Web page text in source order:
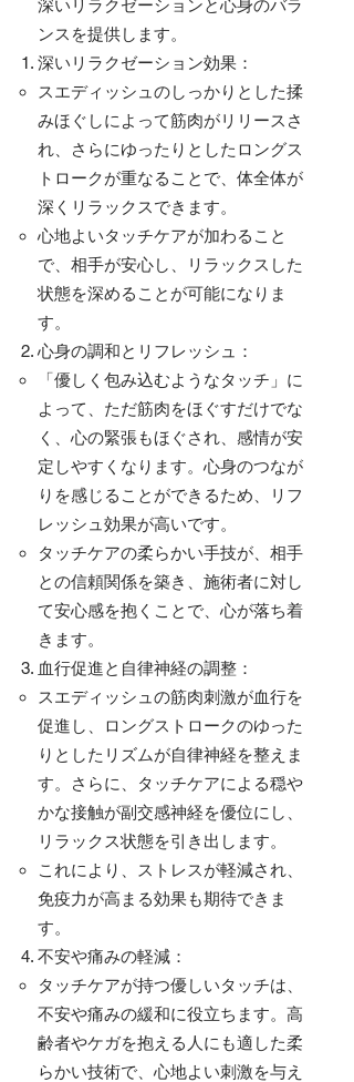
深いリラクゼーションと心身のバラ
ンスを提供します。
深いリラクゼーション効果：
スエディッシュのしっかりとした揉
みほぐしによって筋肉がリリースさ
れ、さらにゆったりとしたロングス
トロークが重なることで、体全体が
深くリラックスできます。
心地よいタッチケアが加わること
で、相手が安心し、リラックスした
状態を深めることが可能になりま
す。
心身の調和とリフレッシュ：
「優しく包み込むようなタッチ」に
よって、ただ筋肉をほぐすだけでな
く、心の緊張もほぐされ、感情が安
定しやすくなります。心身のつなが
りを感じることができるため、リフ
レッシュ効果が高いです。
タッチケアの柔らかい手技が、相手
との信頼関係を築き、施術者に対し
て安心感を抱くことで、心が落ち着
きます。
血行促進と自律神経の調整：
スエディッシュの筋肉刺激が血行を
促進し、ロングストロークのゆった
りとしたリズムが自律神経を整えま
す。さらに、タッチケアによる穏や
かな接触が副交感神経を優位にし、
リラックス状態を引き出します。
これにより、ストレスが軽減され、
免疫力が高まる効果も期待できま
す。
不安や痛みの軽減：
タッチケアが持つ優しいタッチは、
不安や痛みの緩和に役立ちます。高
齢者やケガを抱える人にも適した柔
らかい技術で、心地よい刺激を与え